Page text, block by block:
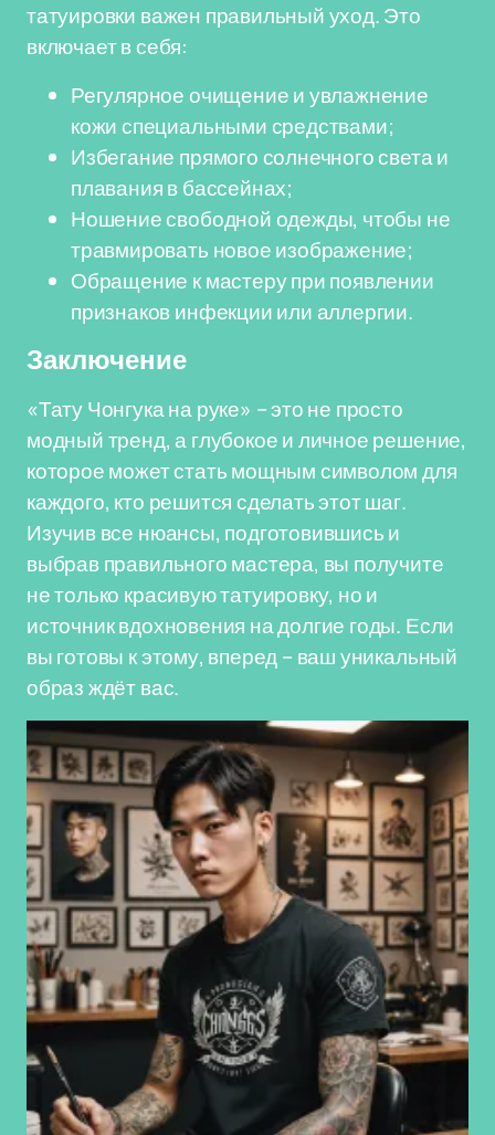
татуировки важен правильный уход. Это
включает в себя:
Регулярное очищение и увлажнение
кожи специальными средствами;
Избегание прямого солнечного света и
плавания в бассейнах;
Ношение свободной одежды, чтобы не
травмировать новое изображение;
Обращение к мастеру при появлении
признаков инфекции или аллергии.
Заключение
«Тату Чонгука на руке» – это не просто
модный тренд, а глубокое и личное решение,
которое может стать мощным символом для
каждого, кто решится сделать этот шаг.
Изучив все нюансы, подготовившись и
выбрав правильного мастера, вы получите
не только красивую татуировку, но и
источник вдохновения на долгие годы. Если
вы готовы к этому, вперед – ваш уникальный
образ ждёт вас.